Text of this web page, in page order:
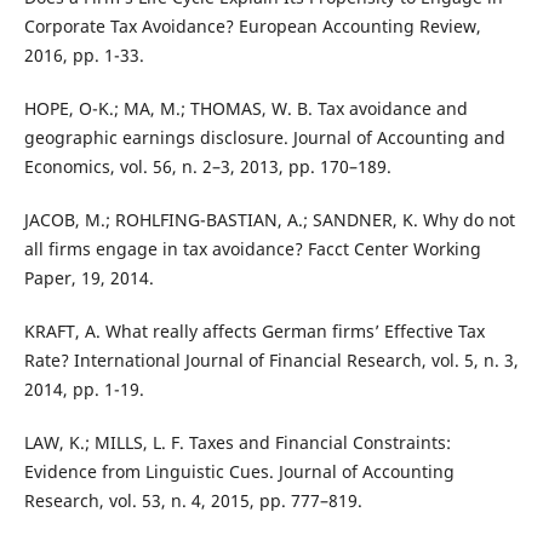
Corporate Tax Avoidance? European Accounting Review,
2016, pp. 1-33.
HOPE, O-K.; MA, M.; THOMAS, W. B. Tax avoidance and
geographic earnings disclosure. Journal of Accounting and
Economics, vol. 56, n. 2–3, 2013, pp. 170–189.
JACOB, M.; ROHLFING-BASTIAN, A.; SANDNER, K. Why do not
all firms engage in tax avoidance? Facct Center Working
Paper, 19, 2014.
KRAFT, A. What really affects German firms’ Effective Tax
Rate? International Journal of Financial Research, vol. 5, n. 3,
2014, pp. 1-19.
LAW, K.; MILLS, L. F. Taxes and Financial Constraints:
Evidence from Linguistic Cues. Journal of Accounting
Research, vol. 53, n. 4, 2015, pp. 777–819.